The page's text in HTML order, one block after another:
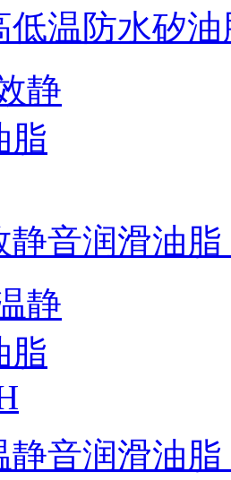
低温防水矽油
静音润滑油脂
静音润滑油